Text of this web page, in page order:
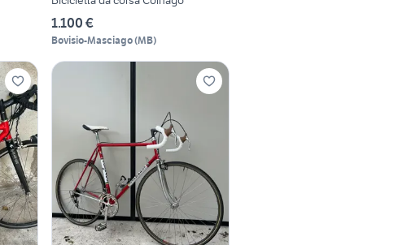
1.100 €
Bovisio-Masciago(MB)